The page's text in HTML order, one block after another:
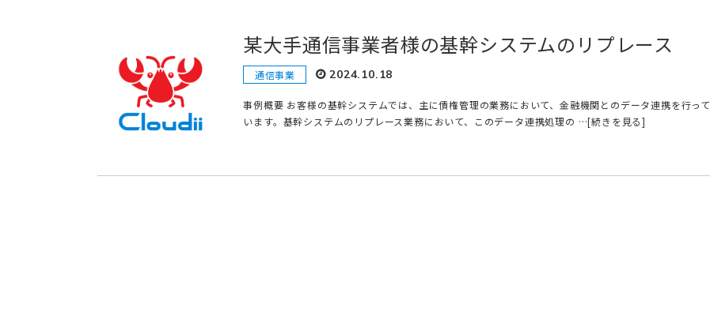
某大手通信事業者様の基幹システムのリプレース
通信事業 2024.10.18
事例概要 お客様の基幹システムでは、主に債権管理の業務において、金融機関とのデータ連携を行って
います。基幹システムのリプレース業務において、このデータ連携処理の …[続きを見る]